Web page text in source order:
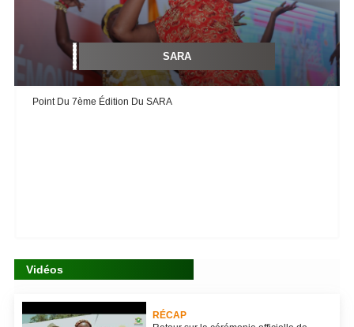
SARA
Point Du 7ème Édition Du SARA
Vidéos
RÉCAP